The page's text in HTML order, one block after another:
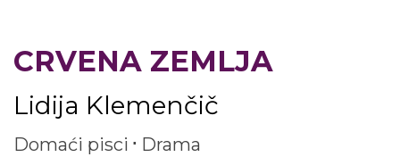
CRVENA ZEMLJA
Lidija Klemenčič
Domaći pisci Drama